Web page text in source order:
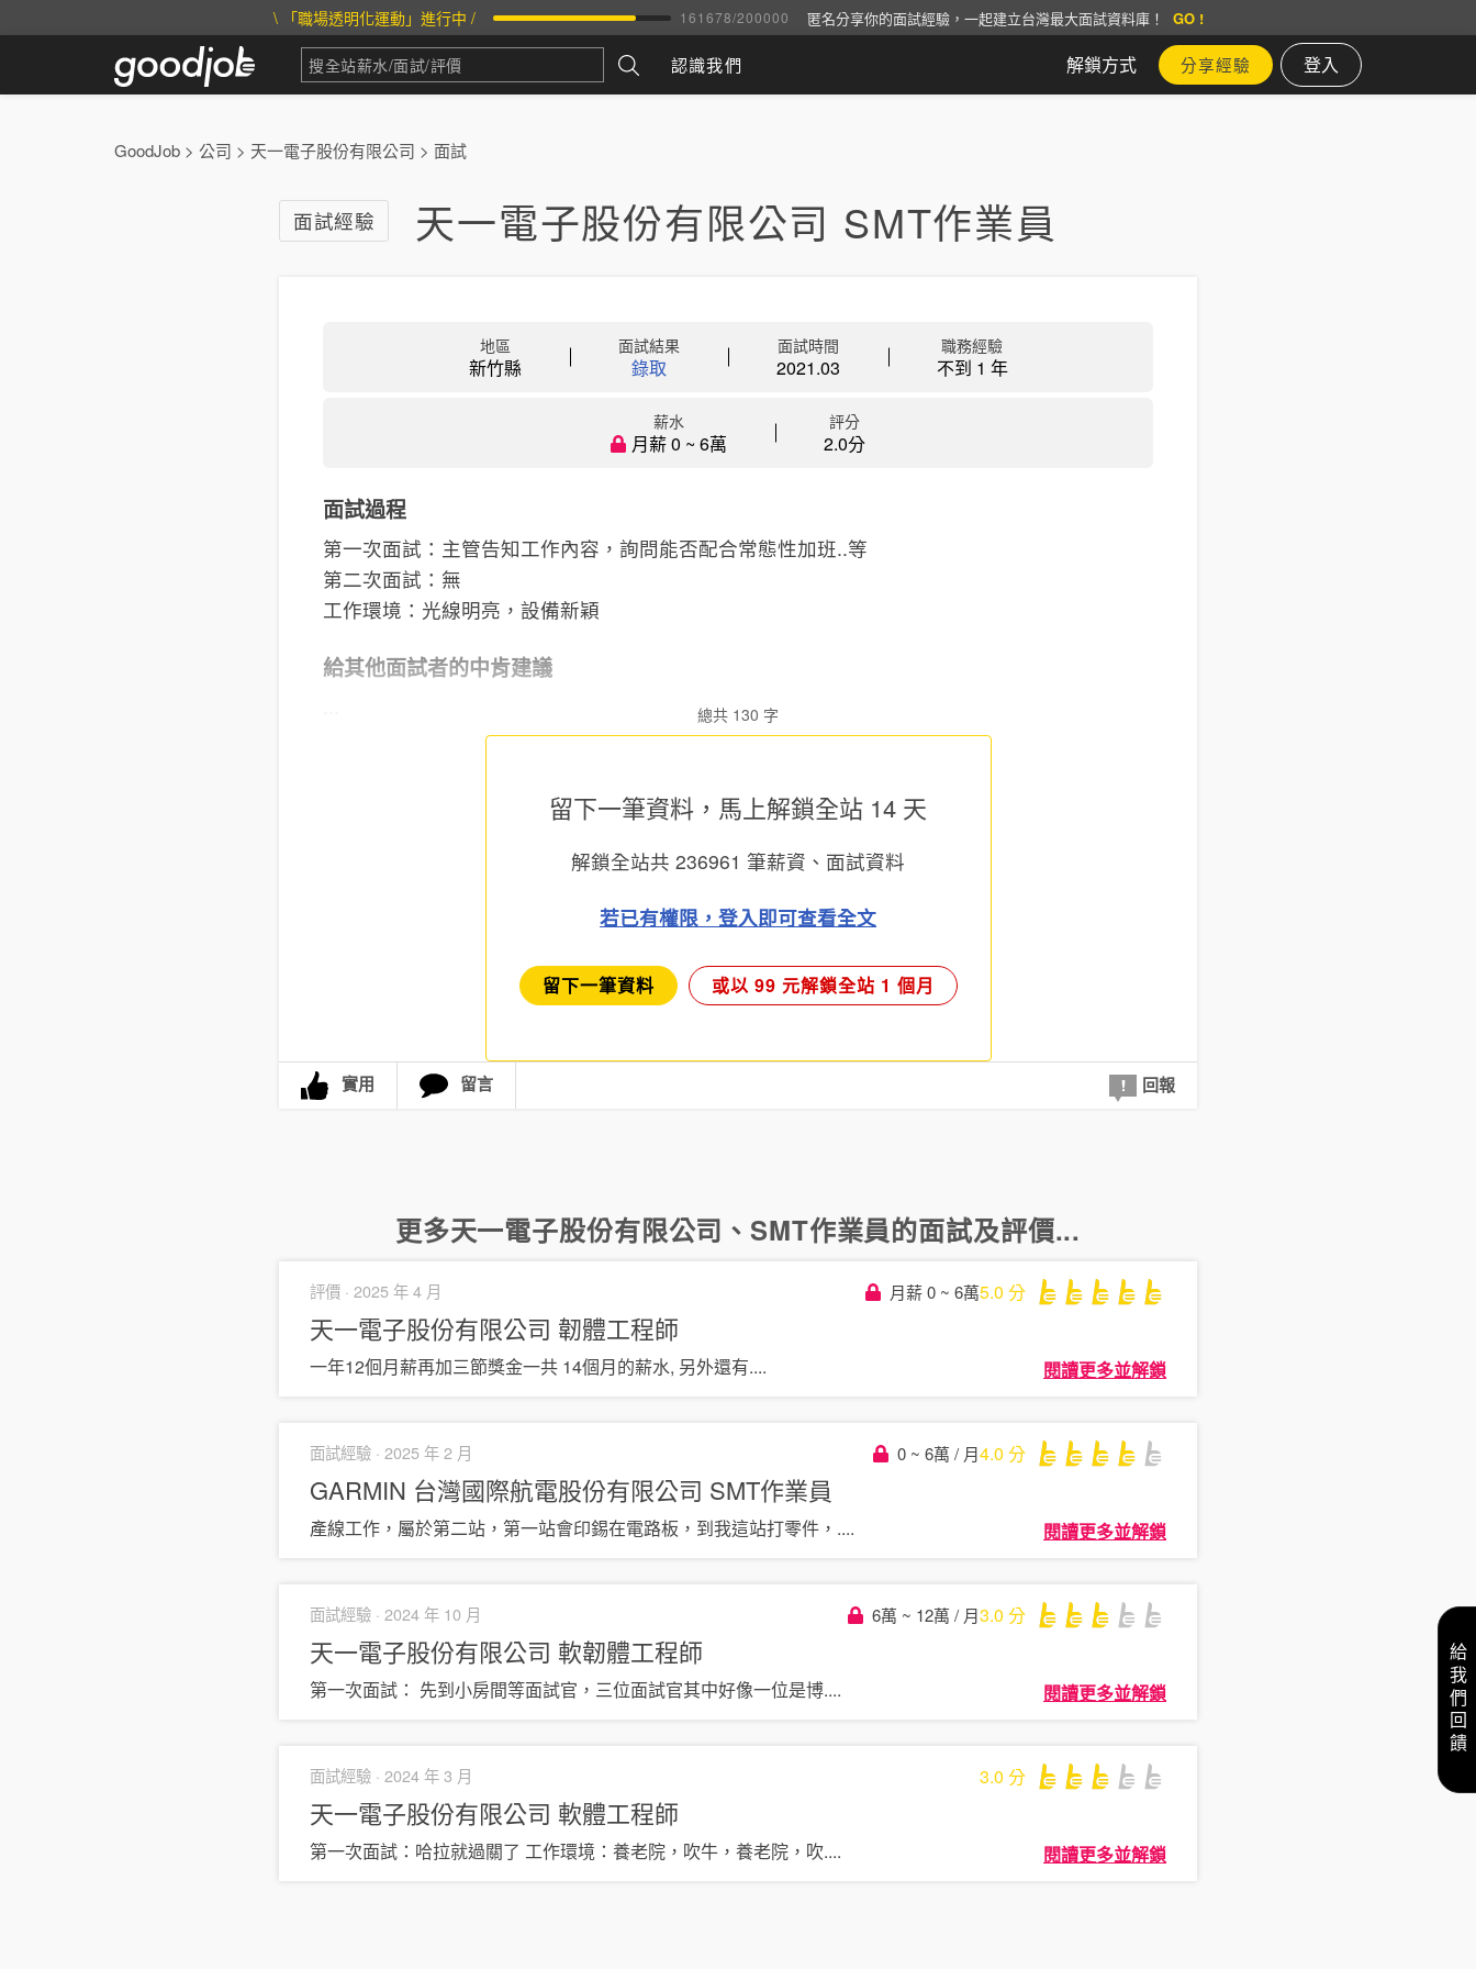
\ 「職場透明化運動」進行中 / 161678/200000 匿名分享你的面試經驗，一起建立台灣最大面試資料庫！ GO !
認識我們 解鎖方式 分享經驗 登入
GoodJob > 公司 > 天一電子股份有限公司 > 面試
面試經驗 天一電子股份有限公司 SMT作業員
地區
新竹縣
面試結果
錄取
面試時間
2021.03
職務經驗
不到 1 年
薪水
月薪 0 ~ 6萬
評分
2.0分
面試過程
第一次面試：主管告知工作內容，詢問能否配合常態性加班..等
第二次面試：無
工作環境：光線明亮，設備新穎
給其他面試者的中肯建議
總共 130 字
留下一筆資料，馬上解鎖全站 14 天
解鎖全站共 236961 筆薪資、面試資料
若已有權限，登入即可查看全文
留下一筆資料 或以 99 元解鎖全站 1 個月
實用 留言 回報
更多天一電子股份有限公司 、SMT作業員的面試及評價...
評價 · 2025 年 4 月 月薪 0 ~ 6萬5.0 分
天一電子股份有限公司 韌體工程師
一年12佪月薪再加三節獎金一共 14個月的薪水, 另外還有.... 閱讀更多並解鎖
面試經驗 · 2025 年 2 月 0 ~ 6萬 / 月4.0 分
GARMIN 台灣國際航電股份有限公司 SMT作業員
產線工作，屬於第二站，第一站會印錫在電路板，到我這站打零件， .... 閱讀更多並解鎖
面試經驗 · 2024 年 10 月 6萬 ~ 12萬 / 月3.0 分
天一電子股份有限公司 軟韌體工程師
第一次面試： 先到小房間等面試官，三位面試官其中好像一位是博.... 閱讀更多並解鎖
面試經驗 · 2024 年 3 月 3.0 分
天一電子股份有限公司 軟體工程師
第一次面試：哈拉就過關了 工作環境：養老院，吹牛，養老院，吹.... 閱讀更多並解鎖
給我們回饋